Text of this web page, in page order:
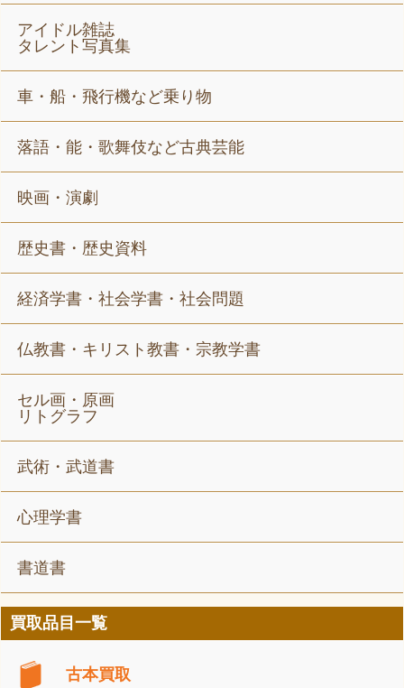
アイドル雑誌
タレント写真集
車・船・飛行機など乗り物
落語・能・歌舞伎など古典芸能
映画・演劇
歴史書・歴史資料
経済学書・社会学書・社会問題
仏教書・キリスト教書・宗教学書
セル画・原画
リトグラフ
武術・武道書
心理学書
書道書
買取品目一覧
古本買取